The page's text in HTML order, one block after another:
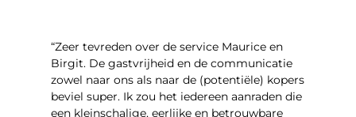
“Zeer tevreden over de service Maurice en
Birgit. De gastvrijheid en de communicatie
zowel naar ons als naar de (potentiële) kopers
beviel super. Ik zou het iedereen aanraden die
een kleinschalige, eerlijke en betrouwbare